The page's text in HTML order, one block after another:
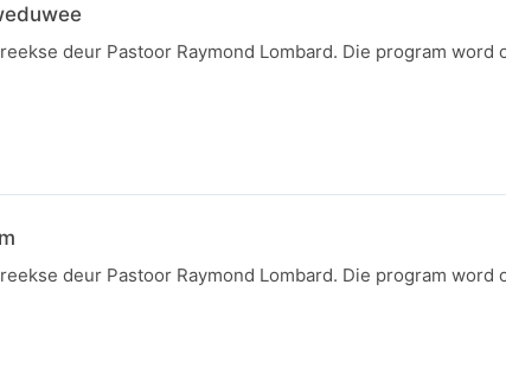
deur Pastoor Raymond Lombard. Die program word
deur Pastoor Raymond Lombard. Die program word